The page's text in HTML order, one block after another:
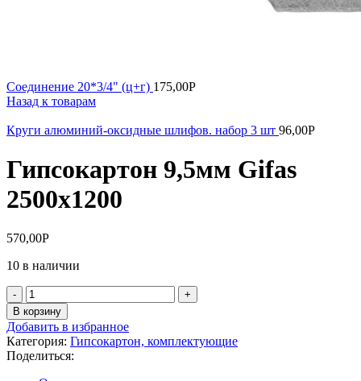
Соединение 20*3/4" (ц+г) 175,00Р
Назад к товарам
Круги алюминий-оксидные шлифов. набор 3 шт 96,00Р
Гипсокартон 9,5мм Gifas
2500х1200
570,00Р
10 в наличии
Количество
товара
Гипсокартон
9,5мм
Gifas
2500х1200
В корзину
Добавить в избранное
Категория: Гипсокартон, комплектующие
Поделиться: